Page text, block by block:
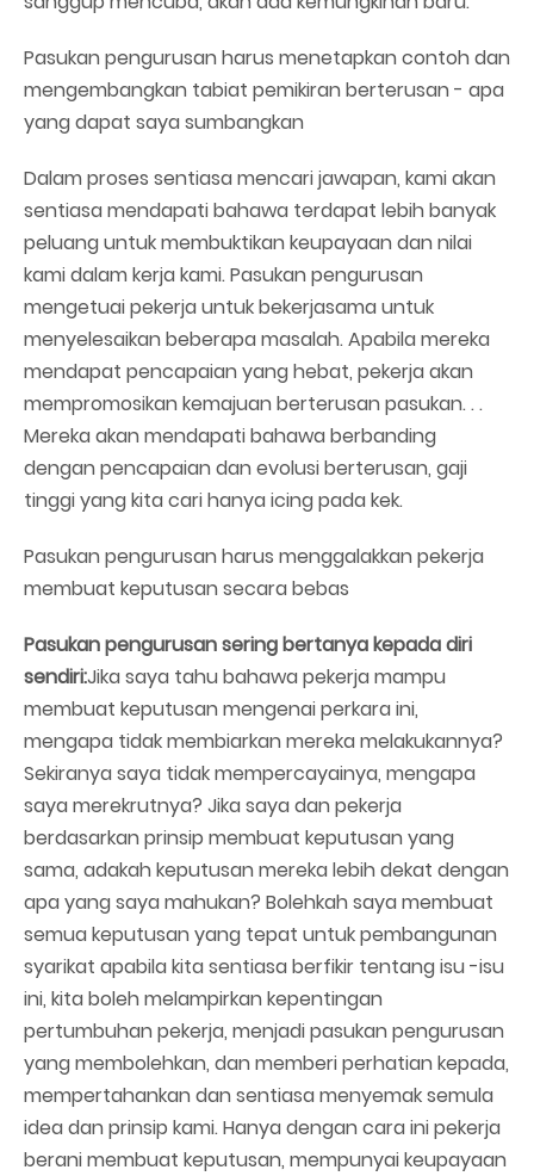
Pasukan pengurusan harus menetapkan contoh dan
mengembangkan tabiat pemikiran berterusan - apa
yang dapat saya sumbangkan
Dalam proses sentiasa mencari jawapan, kami akan
sentiasa mendapati bahawa terdapat lebih banyak
peluang untuk membuktikan keupayaan dan nilai
kami dalam kerja kami. Pasukan pengurusan
mengetuai pekerja untuk bekerjasama untuk
menyelesaikan beberapa masalah. Apabila mereka
mendapat pencapaian yang hebat, pekerja akan
mempromosikan kemajuan berterusan pasukan. . .
Mereka akan mendapati bahawa berbanding
dengan pencapaian dan evolusi berterusan, gaji
tinggi yang kita cari hanya icing pada kek.
Pasukan pengurusan harus menggalakkan pekerja
membuat keputusan secara bebas
Pasukan pengurusan sering bertanya kepada diri
sendiri:Jika saya tahu bahawa pekerja mampu
membuat keputusan mengenai perkara ini,
mengapa tidak membiarkan mereka melakukannya?
Sekiranya saya tidak mempercayainya, mengapa
saya merekrutnya? Jika saya dan pekerja
berdasarkan prinsip membuat keputusan yang
sama, adakah keputusan mereka lebih dekat dengan
apa yang saya mahukan? Bolehkah saya membuat
semua keputusan yang tepat untuk pembangunan
syarikat apabila kita sentiasa berfikir tentang isu -isu
ini, kita boleh melampirkan kepentingan
pertumbuhan pekerja, menjadi pasukan pengurusan
yang membolehkan, dan memberi perhatian kepada,
mempertahankan dan sentiasa menyemak semula
idea dan prinsip kami. Hanya dengan cara ini pekerja
berani membuat keputusan, mempunyai keupayaan